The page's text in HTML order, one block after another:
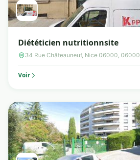
Diététicien nutritionnsite
34 Rue Châteauneuf, Nice 06000, 06000
Voir